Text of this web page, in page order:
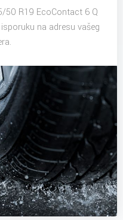
50 R19 EcoContact 6 Q
na adresu vašeg